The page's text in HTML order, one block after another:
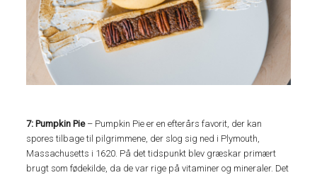
7: Pumpkin Pie– Pumpkin Pie er en efterårs favorit, der kan
spores tilbage til pilgrimmene, der slog sig ned i Plymouth,
Massachusetts i 1620. På det tidspunkt blev græskar primært
brugt som fødekilde, da de var rige på vitaminer og mineraler. Det